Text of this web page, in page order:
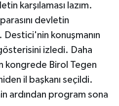
karşılaması lazım.
devletin
Destici'nin konuşmanın
izledi. Daha
kongrede Birol Tegen
il başkanı seçildi.
ardından program sona